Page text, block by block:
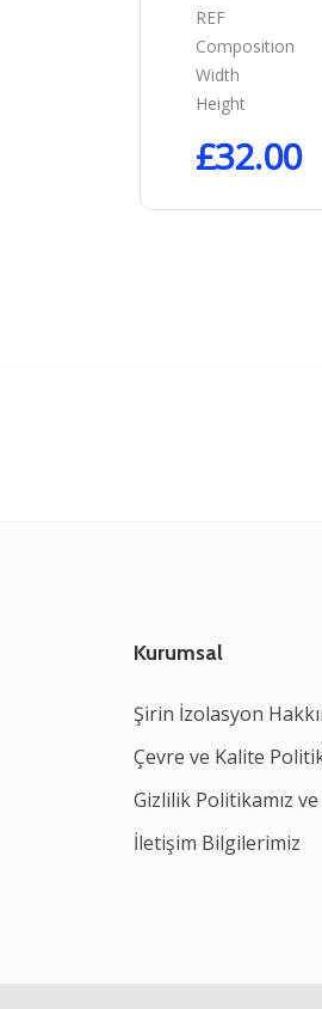
REF
Composition
Width
Height
£32.00
Kurumsal
Şirin İzolasyon
Çevre ve Kalite
Gizlilik Politikamız ve
İletişim Bilgilerimiz